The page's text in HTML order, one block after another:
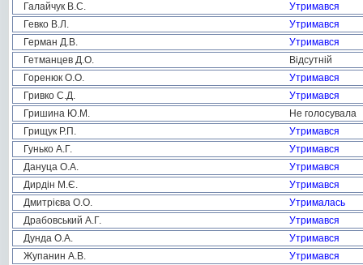
Галайчук В.С.
Утримався
Гевко В.Л.
Утримався
Герман Д.В.
Утримався
Гетманцев Д.О.
Відсутній
Горенюк О.О.
Утримався
Гривко С.Д.
Утримався
Гришина Ю.М.
Не голосувала
Грищук Р.П.
Утримався
Гунько А.Г.
Утримався
Дануца О.А.
Утримався
Дирдін М.Є.
Утримався
Дмитрієва О.О.
Утрималась
Драбовський А.Г.
Утримався
Дунда О.А.
Утримався
Жупанин А.В.
Утримався